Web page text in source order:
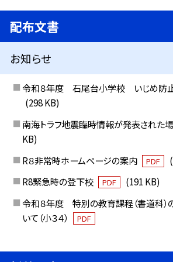
配布文書
お知らせ
令和８年度 石尾台小学校 いじめ防
(298 KB)
南海トラフ地震臨時情報が発表された
KB)
R８非常時ホームページの案内
PDF
R8緊急時の登下校
PDF
(191 KB)
令和８年度 特別の教育課程（書道科）
いて（小３４）
PDF